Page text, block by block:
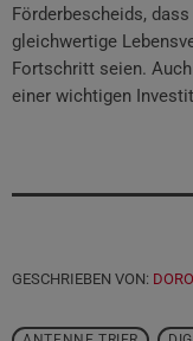
Förderbescheids,
gleichwertige
Fortschritt seien.
einer wichtigen
GESCHRIEBEN VON: